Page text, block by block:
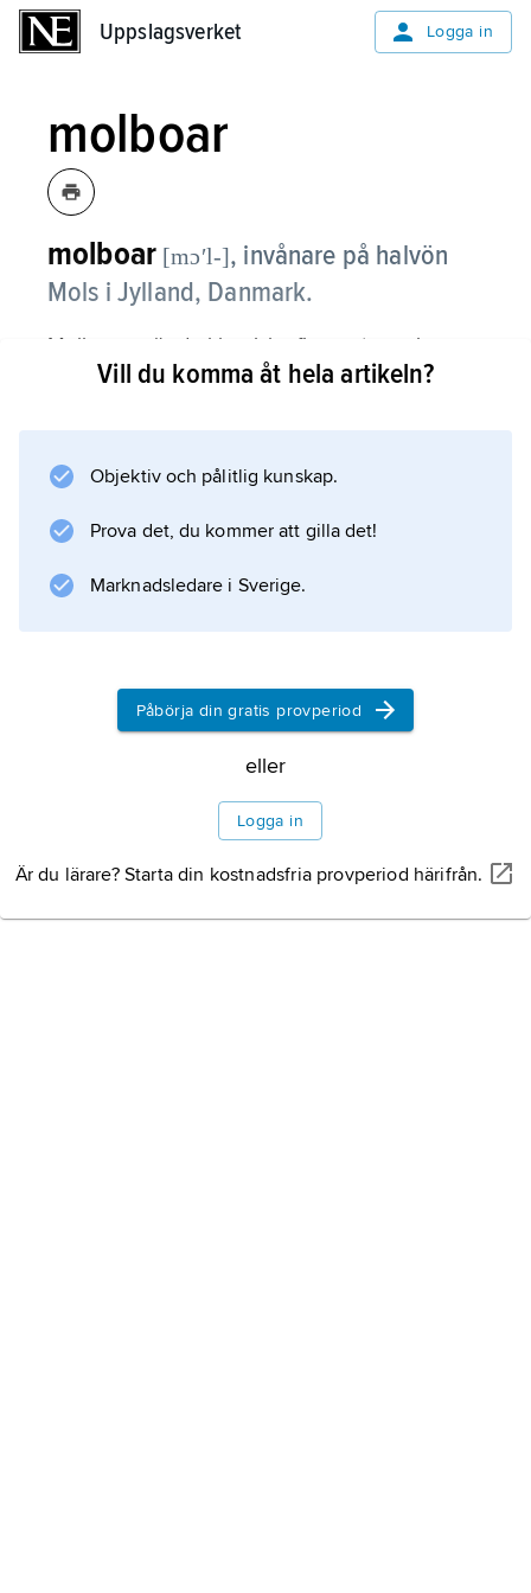
Uppslagsverket Logga in
molboar
molboar [mɔʹl-], invånare på halvön
Mols i Jylland, Danmark.
Molboarna är de klassiska figuranterna i
danska skämtsagor om kollektivt uppträdande
med att de bedrev torghandel i Aarhus,
emanerade. I vår tid har deras roll i dansk
tradition övertagits av
Information om artikeln
Vill du komma åt hela artikeln?
Objektiv och pålitlig kunskap.
Prova det, du kommer att gilla det!
Marknadsledare i Sverige.
Påbörja din gratis provperiod
eller
Logga in
Är du lärare? Starta din kostnadsfria provperiod härifrån.